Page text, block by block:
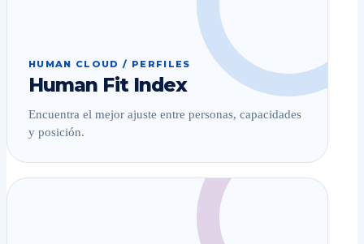
HUMAN CLOUD / PERFILES
Human Fit Index
Encuentra el mejor ajuste entre personas, capacidades
y posición.